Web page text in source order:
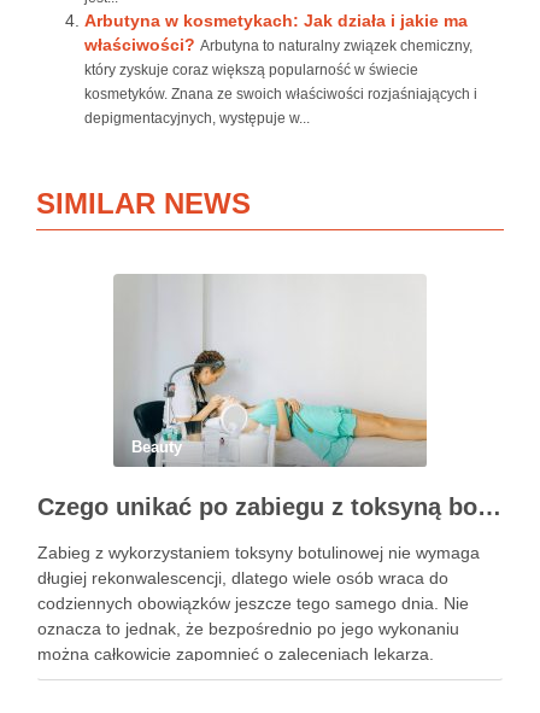
Arbutyna w kosmetykach: Jak działa i jakie ma
właściwości? Arbutyna to naturalny związek chemiczny,
który zyskuje coraz większą popularność w świecie
kosmetyków. Znana ze swoich właściwości rozjaśniających i
depigmentacyjnych, występuje w...
SIMILAR NEWS
Beauty
Czego unikać po zabiegu z toksyną botulinową?
Zabieg z wykorzystaniem toksyny botulinowej nie wymaga
długiej rekonwalescencji, dlatego wiele osób wraca do
codziennych obowiązków jeszcze tego samego dnia. Nie
oznacza to jednak, że bezpośrednio po jego wykonaniu
można całkowicie zapomnieć o zaleceniach lekarza.
Pierwsze godziny i dni po zabiegu mają znaczenie dla